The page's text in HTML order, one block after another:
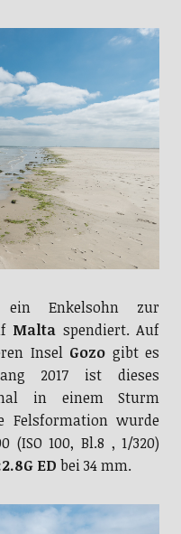
Enkelsohn zur
Malta spendiert. Auf
Insel Gozo gibt es
2017 ist dieses
in einem Sturm
Felsformation wurde
(ISO 100, Bl.8 , 1/320)
ED bei 34 mm.